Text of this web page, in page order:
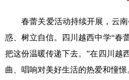
春蕾关爱活动持续开展，云南
惑、树立自信。四川越西中学“春
把这份温暖传递下去。”在四川越
曲、唱响对美好生活的热爱和憧